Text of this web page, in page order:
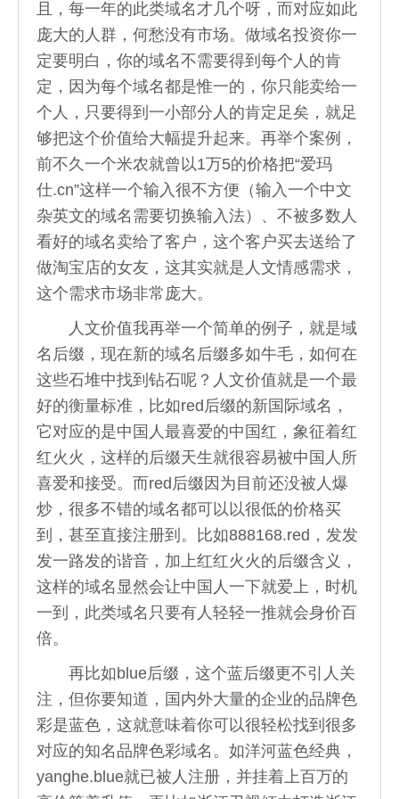
且，每一年的此类域名才几个呀，而对应如此
庞大的人群，何愁没有市场。做域名投资你一
定要明白，你的域名不需要得到每个人的肯
定，因为每个域名都是惟一的，你只能卖给一
个人，只要得到一小部分人的肯定足矣，就足
够把这个价值给大幅提升起来。再举个案例，
前不久一个米农就曾以1万5的价格把“爱玛
仕.cn”这样一个输入很不方便（输入一个中文
杂英文的域名需要切换输入法）、不被多数人
看好的域名卖给了客户，这个客户买去送给了
做淘宝店的女友，这其实就是人文情感需求，
这个需求市场非常庞大。
人文价值我再举一个简单的例子，就是域
名后缀，现在新的域名后缀多如牛毛，如何在
这些石堆中找到钻石呢？人文价值就是一个最
好的衡量标准，比如red后缀的新国际域名，
它对应的是中国人最喜爱的中国红，象征着红
红火火，这样的后缀天生就很容易被中国人所
喜爱和接受。而red后缀因为目前还没被人爆
炒，很多不错的域名都可以以很低的价格买
到，甚至直接注册到。比如888168.red，发发
发一路发的谐音，加上红红火火的后缀含义，
这样的域名显然会让中国人一下就爱上，时机
一到，此类域名只要有人轻轻一推就会身价百
倍。
再比如blue后缀，这个蓝后缀更不引人关
注，但你要知道，国内外大量的企业的品牌色
彩是蓝色，这就意味着你可以很轻松找到很多
对应的知名品牌色彩域名。如洋河蓝色经典，
yanghe.blue就已被人注册，并挂着上百万的